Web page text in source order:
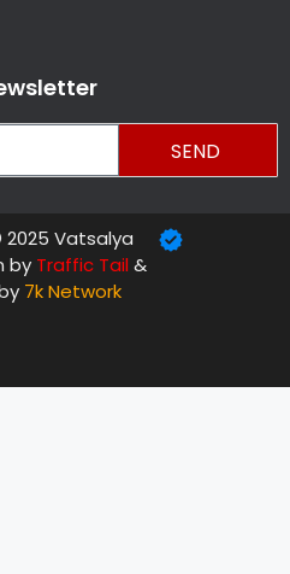
SEND
Vatsalya
by Traffic Tail&
7k Network